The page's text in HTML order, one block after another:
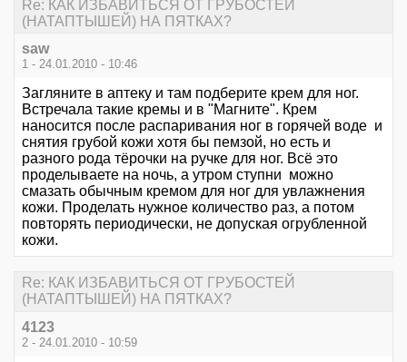
Re: КАК ИЗБАВИТЬСЯ ОТ ГРУБОСТЕЙ
(НАТАПТЫШЕЙ) НА ПЯТКАХ?
saw
1 - 24.01.2010 - 10:46
Загляните в аптеку и там подберите крем для ног.
Встречала такие кремы и в "Магните". Крем
наносится после распаривания ног в горячей воде и
снятия грубой кожи хотя бы пемзой, но есть и
разного рода тёрочки на ручке для ног. Всё это
проделываете на ночь, а утром ступни можно
смазать обычным кремом для ног для увлажнения
кожи. Проделать нужное количество раз, а потом
повторять периодически, не допуская огрубленной
кожи.
Re: КАК ИЗБАВИТЬСЯ ОТ ГРУБОСТЕЙ
(НАТАПТЫШЕЙ) НА ПЯТКАХ?
4123
2 - 24.01.2010 - 10:59